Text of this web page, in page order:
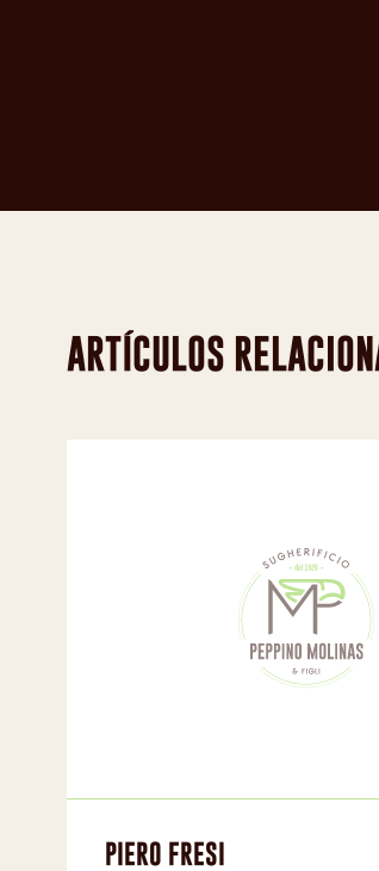
ARTÍCULOS
PIERO FRESI